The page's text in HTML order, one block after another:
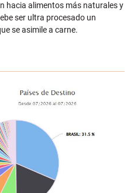
hacia alimentos más naturales y
ser ultra procesado un
se asimile a carne.